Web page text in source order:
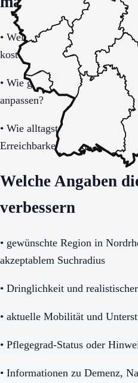
• Welche Leistungen sind im
kostet zusätzlich?
• Wie gut lässt sich das
anpassen?
• Wie alltagstauglich sind
Erreichbarkeit wirklich?
Welche Angaben
verbessern
• gewünschte Region in
akzeptablem Suchradius
• Dringlichkeit und
• aktuelle Mobilität und
• Pflegegrad-Status oder
• Informationen zu Demenz,